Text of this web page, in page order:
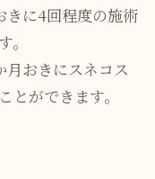
きに4回程度の施術
おきにスネコス
とができます。